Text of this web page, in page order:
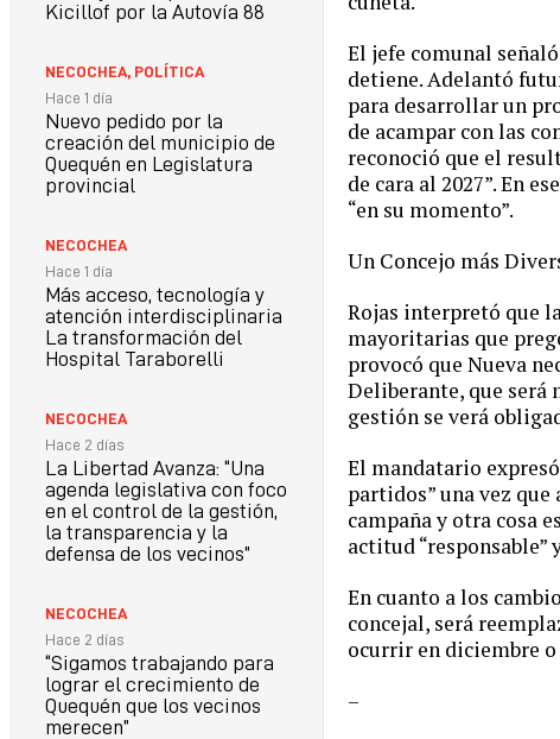
Kicillof por la Autovía 88
NECOCHEA, POLÍTICA
Hace 1 día
Nuevo pedido por la
creación del municipio de
Quequén en Legislatura
provincial
NECOCHEA
Hace 1 día
Más acceso, tecnología y
atención interdisciplinaria
La transformación del
Hospital Taraborelli
NECOCHEA
Hace 2 días
La Libertad Avanza: “Una
agenda legislativa con foco
en el control de la gestión,
la transparencia y la
defensa de los vecinos”
NECOCHEA
Hace 2 días
“Sigamos trabajando para
lograr el crecimiento de
Quequén que los vecinos
merecen”
El jefe comunal
detiene. Adelantó
para desarrollar un
de acampar con las
reconoció que el
de cara al 2027”. En
“en su momento”.
Un Concejo más
Rojas interpretó que
mayoritarias que
provocó que Nueva
Deliberante, que será
gestión se verá
El mandatario
partidos” una vez que
campaña y otra cosa
actitud “responsable”
En cuanto a los
concejal, será
ocurrir en diciembre o
–